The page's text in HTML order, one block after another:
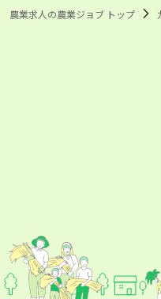
農業求人の農業ジョブ トップ